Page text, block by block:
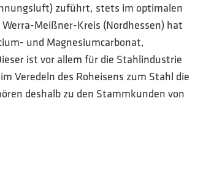
zuführt, stets im optimalen
Meißner-Kreis (Nordhessen) hat
und Magnesiumcarbonat,
ist vor allem für die Stahlindustrie
Veredeln des Roheisens zum Stahl die
deshalb zu den Stammkunden von